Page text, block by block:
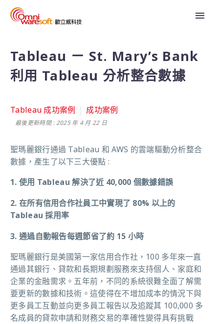
Tableau ㄧ St. Mary’s Bank
利用 Tableau 分析整合數據
Tableau 成功案例 成功案例
最後更新時間 : 2025 年 4 月 22 日
聖瑪麗銀行通過 Tableau 和 AWS 的雲端驅動分析整合
數據，產生了以下三大優點 :
1. 使用 Tableau 解決了近 40,000 個數據錯誤
2. 在所有信用合作社員工中實現了 80% 以上的
Tableau採用率
3. 通過自動報告每週節省了約 15 小時
聖瑪麗銀行是美國第一家信用合作社，100 多年來一直
通過其銀行、貸款和長期規劃服務來支持個人、家庭和
企業的金融需求。五年前，不同的系統很難全面了解需
要更新的數據和技術。這使得在不增加成本的情況下與
更多員工互動並向更多員工報告以及追蹤其 100,000 多
名成員的貸款申請和財務交易的準確性變得具有挑戰